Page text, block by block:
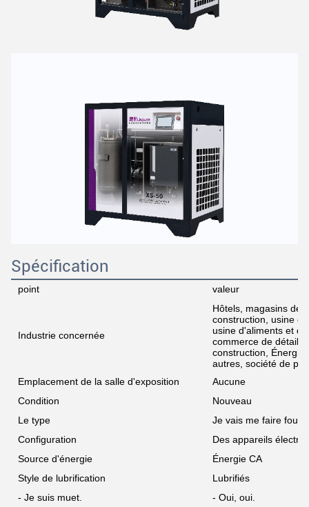
Spécification
point valeur
Industrie concernée
Hôtels, magasins de
construction, usine
usine d'aliments et
commerce de détail,
construction, Énergie
autres, société de
Emplacement de la salle d'exposition
Aucune
Condition
Nouveau
Le type
Je vais me faire
Configuration
Des appareils
Source d'énergie
Énergie CA
Style de lubrification
Lubrifiés
- Je suis muet.
- Oui, oui.